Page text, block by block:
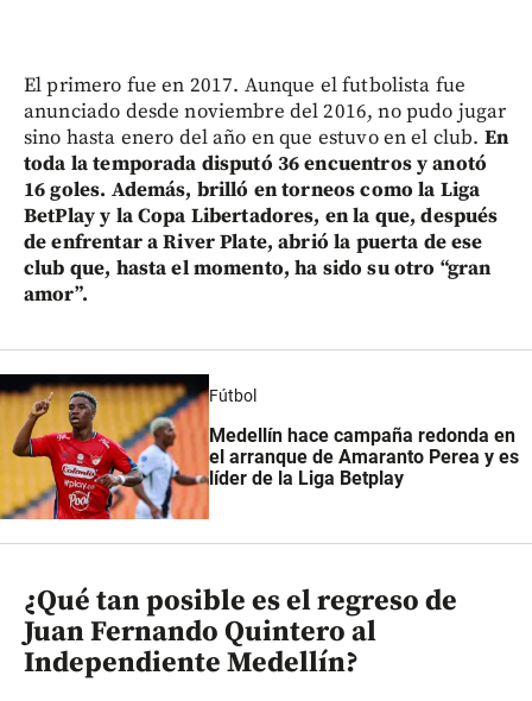
El primero fue en 2017. Aunque el futbolista fue
anunciado desde noviembre del 2016, no pudo jugar
sino hasta enero del año en que estuvo en el club. En
toda la temporada disputó 36 encuentros y anotó
16 goles. Además, brilló en torneos como la Liga
BetPlay y la Copa Libertadores, en la que, después
de enfrentar a River Plate, abrió la puerta de ese
club que, hasta el momento, ha sido su otro “gran
amor”.
Fútbol
Medellín hace campaña redonda en
el arranque de Amaranto Perea y es
líder de la Liga Betplay
¿Qué tan posible es el regreso de
Juan Fernando Quintero al
Independiente Medellín?